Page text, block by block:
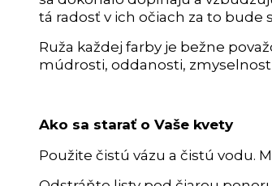
tá radosť v ich očiach za to bude
Ruža každej farby je bežne
múdrosti, oddanosti,
Ako sa starať o Vaše kvety
Použite čistú vázu a čistú vodu.